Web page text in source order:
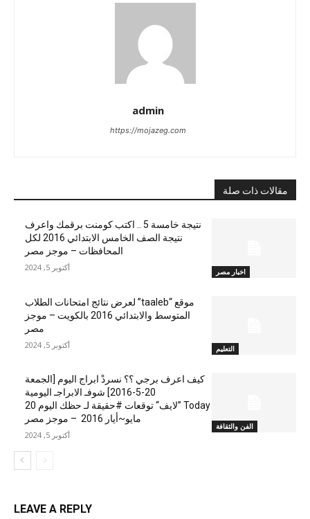
admin
https://mojazeg.com
مقالات ذات صلة
اخبار مصر
نتيجة خامسة 5 .. اكتب كومنت برقمك واعرف
نتيجة الصف الخامس الابتدائي 2016 لكل
المحافظات – موجز مصر
أكتوبر 5, 2024
التعليم
موقع “taaleb” لعرض نتائج امتحانات الطلاب
المتوسط والابتدائي 2016 بالكويت – موجز
مصر
أكتوبر 5, 2024
الفن والثقافة
كيف اعرف برجي ؟؟ نسردْ ابراج اليوم [الجمعة
20-5-2016] شوفـ الابراجـ اليومية
Today ”لايف“ توقعات #حقيقة لـ حظك اليوم 20
مايو~أيار 2016 – موجز مصر
أكتوبر 5, 2024
LEAVE A REPLY